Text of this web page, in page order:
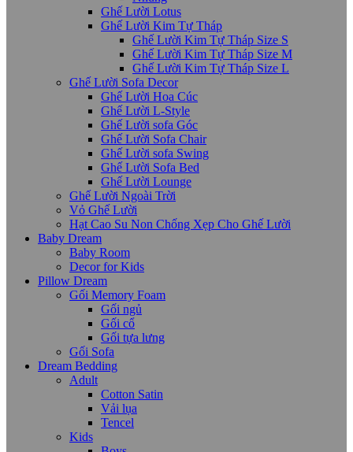
Ghế Lười Lotus
Ghế Lười Kim Tự Tháp
Ghế Lười Kim Tự Tháp Size S
Ghế Lười Kim Tự Tháp Size M
Ghế Lười Kim Tự Tháp Size L
Ghế Lười Sofa Decor
Ghế Lười Hoa Cúc
Ghế Lười L-Style
Ghế Lười sofa Góc
Ghế Lười Sofa Chair
Ghế Lười sofa Swing
Ghế Lười Sofa Bed
Ghế Lười Lounge
Ghế Lười Ngoài Trời
Vỏ Ghế Lười
Hạt Cao Su Non Chống Xẹp Cho Ghế Lười
Baby Dream
Baby Room
Decor for Kids
Pillow Dream
Gối Memory Foam
Gối ngủ
Gối cổ
Gối tựa lưng
Gối Sofa
Dream Bedding
Adult
Cotton Satin
Vải lụa
Tencel
Kids